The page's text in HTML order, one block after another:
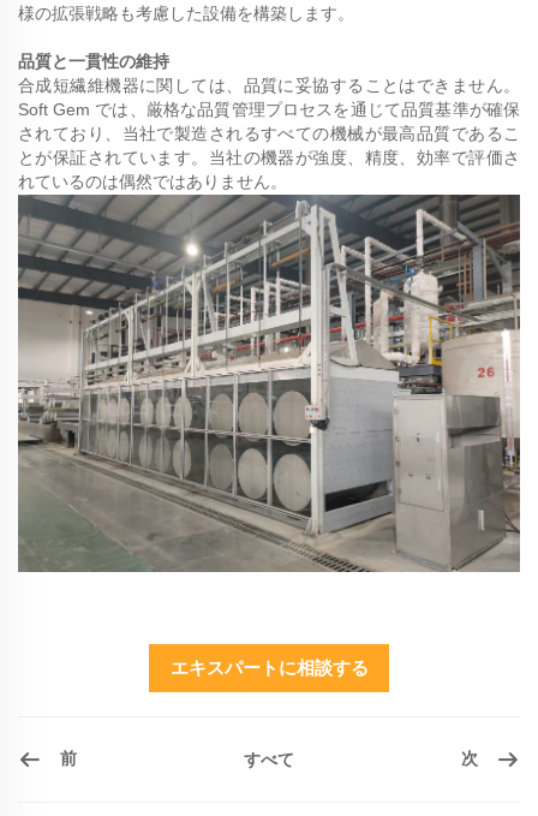
様の拡張戦略も考慮した設備を構築します。
品質と一貫性の維持
合成短繊維機器に関しては、品質に妥協することはできません。
Soft Gem では、厳格な品質管理プロセスを通じて品質基準が確保
されており、当社で製造されるすべての機械が最高品質であるこ
とが保証されています。当社の機器が強度、精度、効率で評価さ
れているのは偶然ではありません。
エキスパートに相談する
前 すべて 次